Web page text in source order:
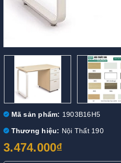
Mã sản phẩm: 1903B16H5
Thương hiệu: Nội Thất 190
3.474.000₫